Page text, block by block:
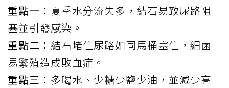
重點一： 夏季水分流失多，結石易致尿路阻
塞並引發感染。
重點二： 結石堵住尿路如同馬桶塞住，細菌
易繁殖造成敗血症。
重點三： 多喝水、少糖少鹽少油，並減少高